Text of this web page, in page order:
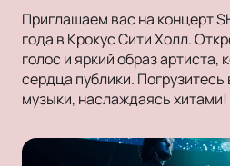
Приглашаем вас на концерт
года в Крокус Сити Холл.
голос и яркий образ артиста,
сердца публики.
музыки, наслаждаясь хитами!